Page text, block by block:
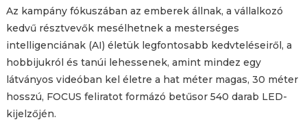
Az kampány fókuszában az emberek állnak, a vállalkozó
kedvű résztvevők mesélhetnek a mesterséges
intelligenciának (AI) életük legfontosabb kedvteléseiről, a
hobbijukról és tanúi lehessenek, amint mindez egy
látványos videóban kel életre a hat méter magas, 30 méter
hosszú, FOCUS feliratot formázó betűsor 540 darab LED-
kijelzőjén.